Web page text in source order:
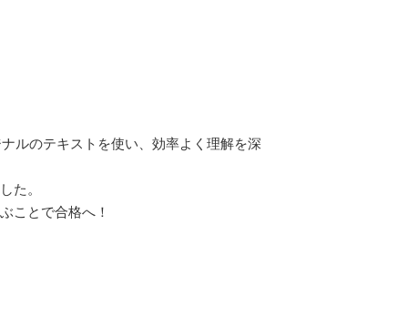
ルのテキストを使い、効率よく理解を深
た。
ことで合格へ！